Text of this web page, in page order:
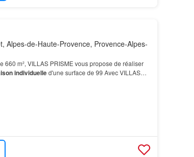
Alpes-de-Haute-Provence, Provence-Alpes-
660 m², VILLAS PRISME vous propose de réaliser
individuelled'une surface de 99 Avec VILLAS
votre projet de